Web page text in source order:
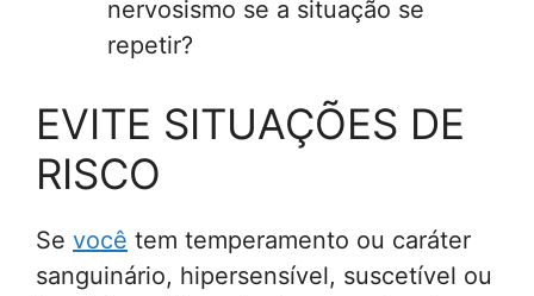
nervosismo se a situação se
repetir?
EVITE SITUAÇÕES DE
RISCO
Se você tem temperamento ou caráter
sanguinário, hipersensível, suscetível ou